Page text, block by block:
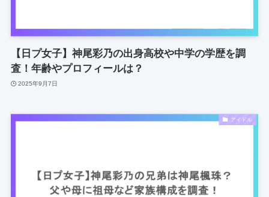
【日プ女子】神尾彩乃の出身高校や中学の学歴を調
査！年齢やプロフィールは？
2025年9月7日
アイドル